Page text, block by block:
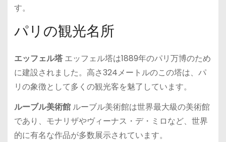
す。
パリの観光名所
エッフェル塔エッフェル塔は1889年のパリ万博のため
に建設されました。高さ324メートルのこの塔は、パ
リの象徴として多くの観光客を魅了しています。
ルーブル美術館ルーブル美術館は世界最大級の美術館
であり、モナリザやヴィーナス・デ・ミロなど、世界
的に有名な作品が多数展示されています。